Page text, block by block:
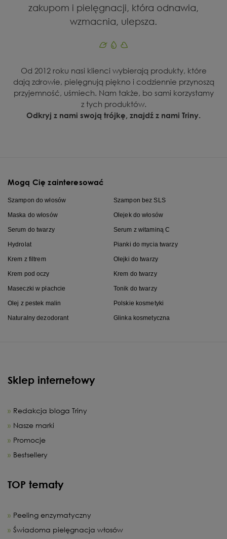
zakupom i pielęgnacji, która odnawia,
wzmacnia, ulepsza.
Od 2012 roku nasi klienci wybierają produkty, które
dają zdrowie, pielęgnują piękno i codziennie przynoszą
przyjemność, uśmiech. Nam także, bo sami korzystamy
z tych produktów.
Odkryj z nami swoją trójkę, znajdź z nami Triny.
Mogą Cię zainteresować
Szampon do włosów Szampon bez SLS
Maska do włosów Olejek do włosów
Serum do twarzy Serum z witaminą C
Hydrolat Pianki do mycia twarzy
Krem z filtrem Olejki do twarzy
Krem pod oczy Krem do twarzy
Maseczki w płachcie Tonik do twarzy
Olej z pestek malin Polskie kosmetyki
Naturalny dezodorant Glinka kosmetyczna
Sklep internetowy
Redakcja bloga Triny
Nasze marki
Promocje
Bestsellery
TOP tematy
Peeling enzymatyczny
Świadoma pielęgnacja włosów